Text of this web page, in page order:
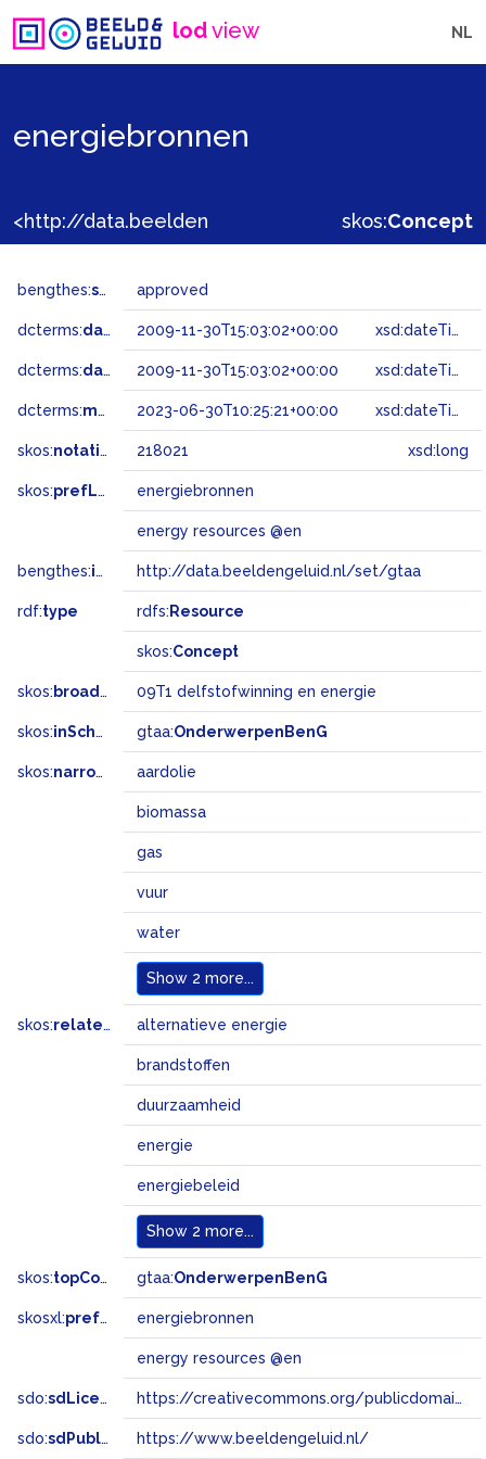
lodview NL
energiebronnen
skos:Concept
bengthes:status approved
dcterms:dateAccepted 2009-11-30T15:03:02+00:00 xsd:dateTime
dcterms:dateSubmitted 2009-11-30T15:03:02+00:00 xsd:dateTime
dcterms:modified 2023-06-30T10:25:21+00:00 xsd:dateTime
skos:notation 218021 xsd:long
skos:prefLabel energiebronnen
energy resources @en
bengthes:inSet http://data.beeldengeluid.nl/set/gtaa
rdf:type rdfs: Resource
skos:Concept
skos: broadMatch 09T1 delfstofwinning en energie
skos:inScheme gtaa:OnderwerpenBenG
skos:narrower aardolie
biomassa
gas
vuur
water
Show 2 more...
skos:related alternatieve energie
brandstoffen
duurzaamheid
energie
energiebeleid
Show 2 more...
skos:topConceptOf gtaa:OnderwerpenBenG
skosxl:prefLabel energiebronnen
energy resources @en
sdo:sdLicense https://creativecommons.org/publicdomain/zero/1.0/
sdo:sdPublisher https://www.beeldengeluid.nl/